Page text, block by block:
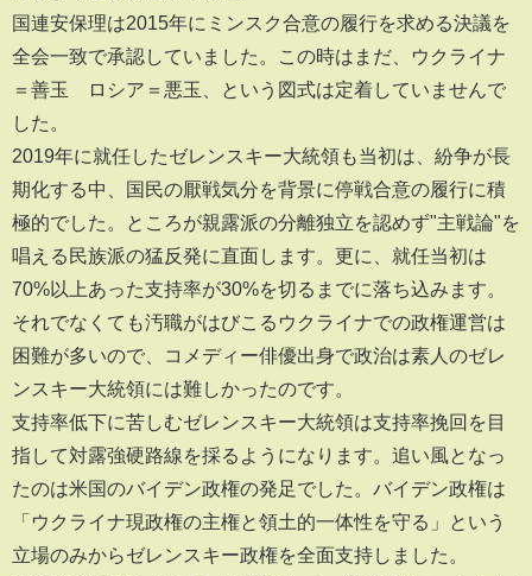
国連安保理は2015年にミンスク合意の履行を求める決議を
全会一致で承認していました。この時はまだ、ウクライナ
＝善玉 ロシア＝悪玉、という図式は定着していませんで
した。
2019年に就任したゼレンスキー大統領も当初は、紛争が長
期化する中、国民の厭戦気分を背景に停戦合意の履行に積
極的でした。ところが親露派の分離独立を認めず"主戦論"を
唱える民族派の猛反発に直面します。更に、就任当初は
70%以上あった支持率が30%を切るまでに落ち込みます。
それでなくても汚職がはびこるウクライナでの政権運営は
困難が多いので、コメディー俳優出身で政治は素人のゼレ
ンスキー大統領には難しかったのです。
支持率低下に苦しむゼレンスキー大統領は支持率挽回を目
指して対露強硬路線を採るようになります。追い風となっ
たのは米国のバイデン政権の発足でした。バイデン政権は
「ウクライナ現政権の主権と領土的一体性を守る」という
立場のみからゼレンスキー政権を全面支持しました。